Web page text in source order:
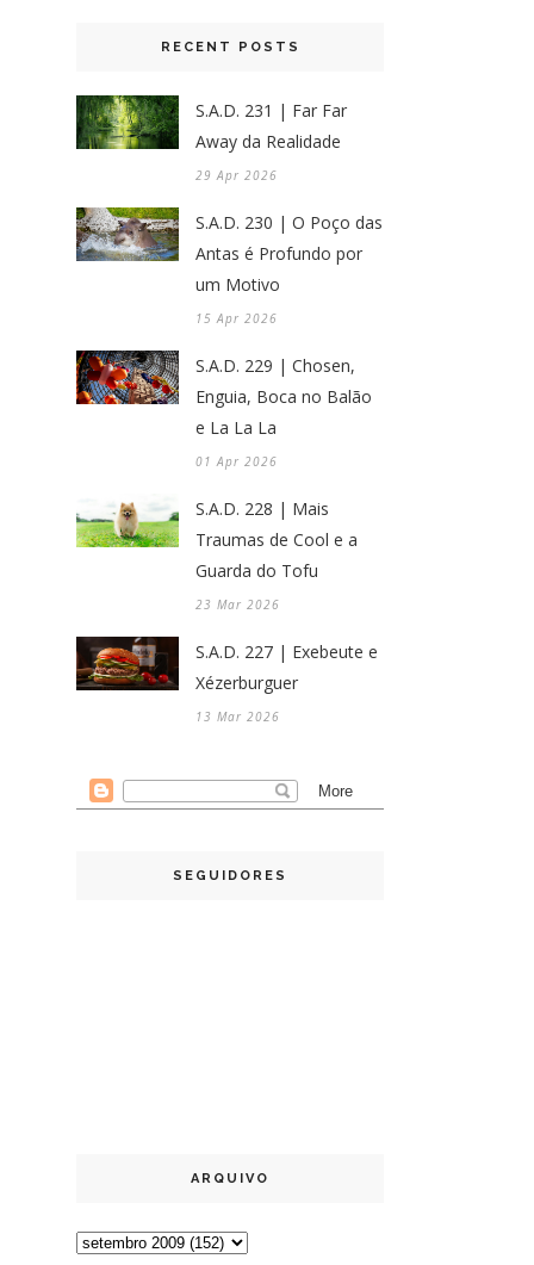
RECENT POSTS
S.A.D. 231 | Far Far
Away da Realidade
29 Apr 2026
S.A.D. 230 | O Poço das
Antas é Profundo por
um Motivo
15 Apr 2026
S.A.D. 229 | Chosen,
Enguia, Boca no Balão
e La La La
01 Apr 2026
S.A.D. 228 | Mais
Traumas de Cool e a
Guarda do Tofu
23 Mar 2026
S.A.D. 227 | Exebeute e
Xézerburguer
13 Mar 2026
SEGUIDORES
ARQUIVO